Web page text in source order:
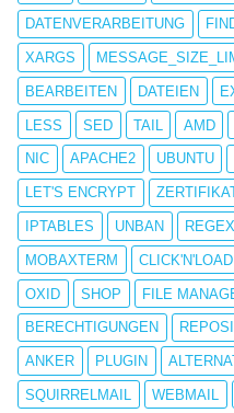
DATENVERARBEITUNG
XARGS
BEARBEITEN DATEIEN
LESS SED TAIL AMD
NIC APACHE2 UBUNTU
LET'S ENCRYPT
IPTABLES UNBAN REGEX
MOBAXTERM CLICK'N'LOAD
OXID SHOP FILE
BERECHTIGUNGEN
ANKER PLUGIN
SQUIRRELMAIL WEBMAIL